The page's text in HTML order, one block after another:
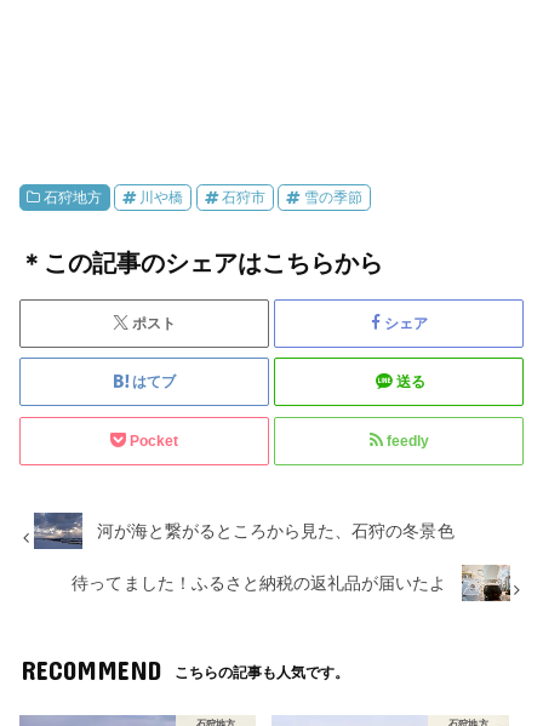
石狩地方 川や橋 石狩市 雪の季節
＊この記事のシェアはこちらから
ポスト シェア
はてブ 送る
Pocket feedly
河が海と繋がるところから見た、石狩の冬景色
待ってました！ふるさと納税の返礼品が届いたよ
RECOMMEND こちらの記事も人気です。